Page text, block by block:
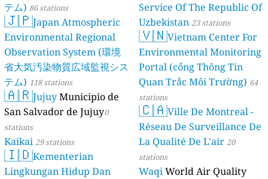
テム) 86 stations
🇯🇵Japan Atmospheric
Environmental Regional
Observation System (環境
省大気汚染物質広域監視シス
テム) 118 stations
🇦🇷Jujuy Municipio de
San Salvador de Jujuy0
stations
Kaikai 29 stations
🇮🇩Kementerian
Lingkungan Hidup Dan
Service Of The Republic Of
Uzbekistan 23 stations
🇻🇳Vietnam Center For
Environmental Monitoring
Portal (cổng Thông Tin
Quan Trắc Môi Trường) 64
stations
🇨🇦Ville De Montreal -
Réseau De Surveillance De
La Qualité De L'air 20
stations
WaqiWorld Air Quality